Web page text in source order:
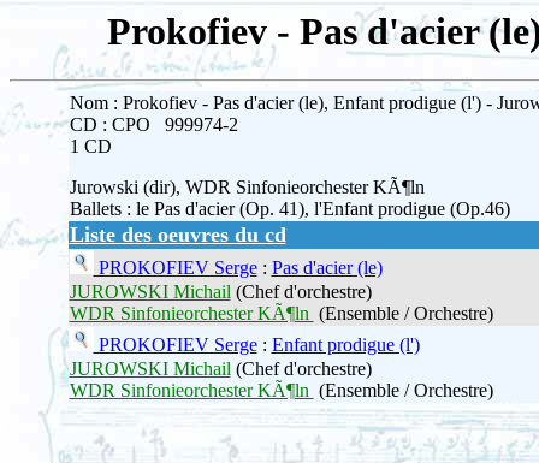
Prokofiev - Pas d'acier
Nom : Prokofiev - Pas d'acier (le), Enfant prodigue (l') -
CD : CPO 999974-2
1 CD
Jurowski (dir), WDR Sinfonieorchester KÃ¶ln
Ballets : le Pas d'acier (Op. 41), l'Enfant prodigue (Op.46)
Liste des oeuvres du cd
PROKOFIEV Serge: Pas d'acier (le)
JUROWSKI Michail(Chef d'orchestre)
WDR Sinfonieorchester KÃ¶ln (Ensemble / Orchestre)
PROKOFIEV Serge: Enfant prodigue (l')
JUROWSKI Michail(Chef d'orchestre)
WDR Sinfonieorchester KÃ¶ln (Ensemble / Orchestre)